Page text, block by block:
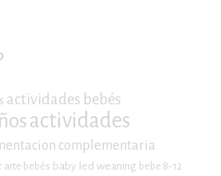
actividades bebés
actividades
complementaria
arte bebés baby led weaning bebe 8-12